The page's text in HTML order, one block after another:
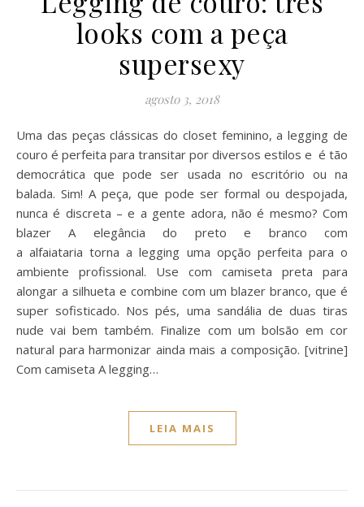
looks com a peça
supersexy
agosto 3, 2018
Uma das peças clássicas do closet feminino, a legging de
couro é perfeita para transitar por diversos estilos e é tão
democrática que pode ser usada no escritório ou na
balada. Sim! A peça, que pode ser formal ou despojada,
nunca é discreta – e a gente adora, não é mesmo? Com
blazer A elegância do preto e branco com
a alfaiataria torna a legging uma opção perfeita para o
ambiente profissional. Use com camiseta preta para
alongar a silhueta e combine com um blazer branco, que é
super sofisticado. Nos pés, uma sandália de duas tiras
nude vai bem também. Finalize com um bolsão em cor
natural para harmonizar ainda mais a composição. [vitrine]
Com camiseta A legging…
LEIA MAIS